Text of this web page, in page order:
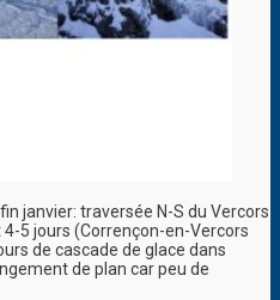
janvier: traversée N-S du Vercors
5 jours (Corrençon-en-Vercors
de cascade de glace dans
de plan car peu de